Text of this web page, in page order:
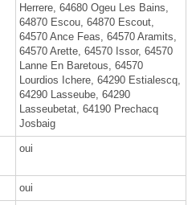
Herrere, 64680 Ogeu Les Bains,
64870 Escou, 64870 Escout,
64570 Ance Feas, 64570 Aramits,
64570 Arette, 64570 Issor, 64570
Lanne En Baretous, 64570
Lourdios Ichere, 64290 Estialescq,
64290 Lasseube, 64290
Lasseubetat, 64190 Prechacq
Josbaig
oui
oui